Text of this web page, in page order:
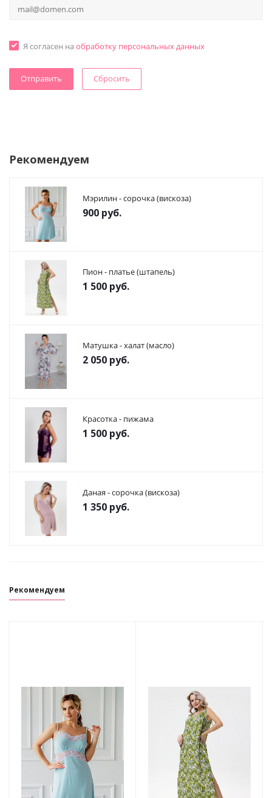
Я согласен на обработку персональных данных
Сбросить
Рекомендуем
Мэрилин - сорочка (вискоза)
900 руб.
Пион - платье (штапель)
1 500 руб.
Матушка - халат (масло)
2 050 руб.
Красотка - пижама
1 500 руб.
Даная - сорочка (вискоза)
1 350 руб.
Рекомендуем